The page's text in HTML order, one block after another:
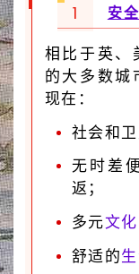
1 安全
相比于英、
的大多数城
现在：
社会和
无时差
返；
多元文化
舒适的